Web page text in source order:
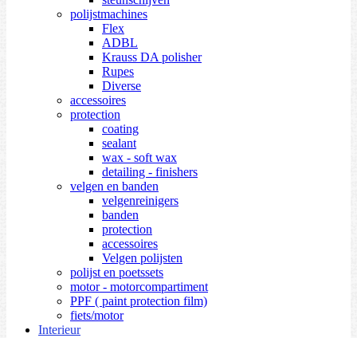
polijstmachines
Flex
ADBL
Krauss DA polisher
Rupes
Diverse
accessoires
protection
coating
sealant
wax - soft wax
detailing - finishers
velgen en banden
velgenreinigers
banden
protection
accessoires
Velgen polijsten
polijst en poetssets
motor - motorcompartiment
PPF ( paint protection film)
fiets/motor
Interieur